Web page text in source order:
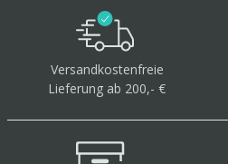
Versandkostenfreie
Lieferung ab 200,- €